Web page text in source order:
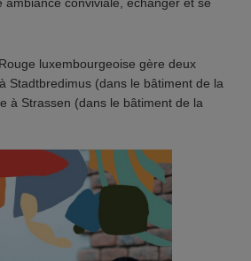
luxembourgeoise gère deux
Stadtbredimus (dans le bâtiment de la
à Strassen (dans le bâtiment de la